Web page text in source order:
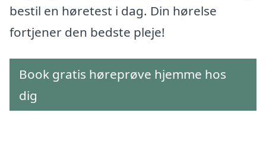
bestil en høretest i dag. Din hørelse
fortjener den bedste pleje!
Book gratis høreprøve hjemme hos
dig